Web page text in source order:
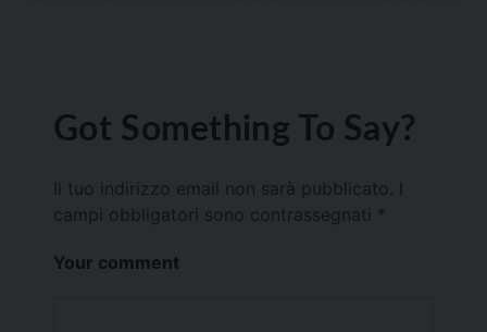
Got Something To Say?
Il tuo indirizzo email non sarà pubblicato.
campi obbligatori sono contrassegnati *
Your comment